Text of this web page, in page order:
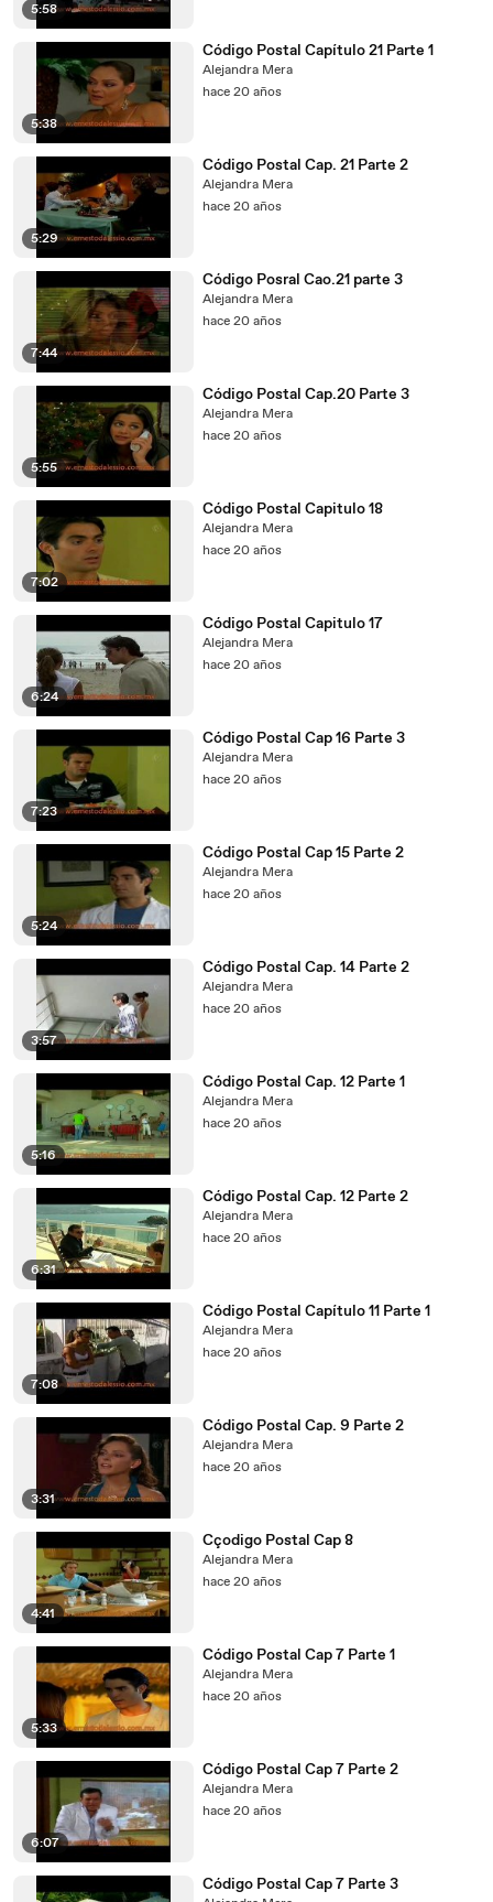
5:58
5:38
Código Postal Capítulo 21 Parte 1
Alejandra Mera
hace 20 años
5:29
Código Postal Cap. 21 Parte 2
Alejandra Mera
hace 20 años
7:44
Código Posral Cao.21 parte 3
Alejandra Mera
hace 20 años
5:55
Código Postal Cap.20 Parte 3
Alejandra Mera
hace 20 años
7:02
Código Postal Capitulo 18
Alejandra Mera
hace 20 años
6:24
Código Postal Capitulo 17
Alejandra Mera
hace 20 años
7:23
Código Postal Cap 16 Parte 3
Alejandra Mera
hace 20 años
5:24
Código Postal Cap 15 Parte 2
Alejandra Mera
hace 20 años
3:57
Código Postal Cap. 14 Parte 2
Alejandra Mera
hace 20 años
5:16
Código Postal Cap. 12 Parte 1
Alejandra Mera
hace 20 años
6:31
Código Postal Cap. 12 Parte 2
Alejandra Mera
hace 20 años
7:08
Código Postal Capítulo 11 Parte 1
Alejandra Mera
hace 20 años
3:31
Código Postal Cap. 9 Parte 2
Alejandra Mera
hace 20 años
4:41
Cçodigo Postal Cap 8
Alejandra Mera
hace 20 años
5:33
Código Postal Cap 7 Parte 1
Alejandra Mera
hace 20 años
6:07
Código Postal Cap 7 Parte 2
Alejandra Mera
hace 20 años
Código Postal Cap 7 Parte 3